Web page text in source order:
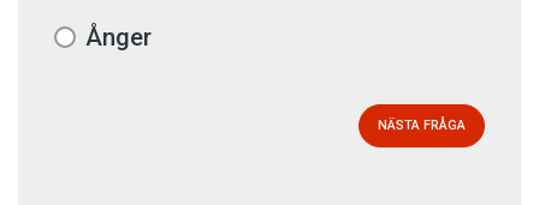
Ånger
NÄSTA FRÅGA